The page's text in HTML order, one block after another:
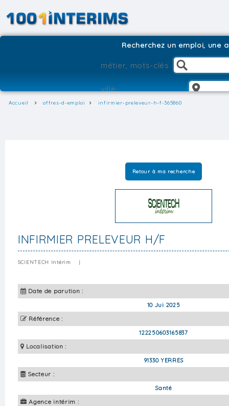
Recherchez un emploi, une
Accueil offres-d-emploi infirmier-preleveur-h-f-365860
Retour à ma recherche
INFIRMIER PRELEVEUR H/F
SCIENTECH Intérim |
Date de parution :
10 Jui 2025
Référence :
122250603165837
Localisation :
91330 YERRES
Secteur :
Santé
Agence intérim :